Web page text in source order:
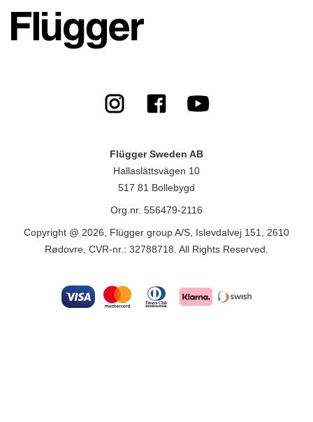
Flügger Sweden AB
Hallaslättsvägen 10
517 81 Bollebygd
Org.nr. 556479-2116
Copyright @ 2026, Flügger group A/S, Islevdalvej 151, 2610
Rødovre, CVR-nr.: 32788718. All Rights Reserved.